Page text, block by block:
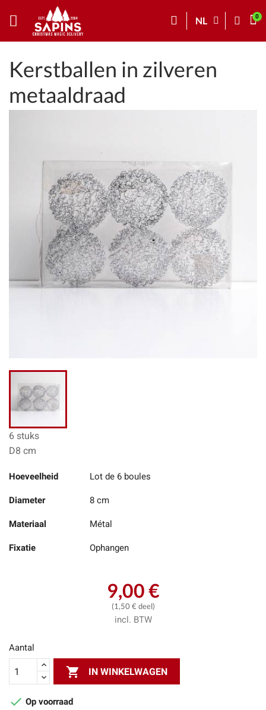
NL
Kerstballen in zilveren
metaaldraad
6 stuks
D8 cm
Hoeveelheid Lot de 6 boules
Diameter 8 cm
Materiaal Métal
Fixatie Ophangen
9,00 €
(1,50 € deel)
incl. BTW
Aantal
 IN WINKELWAGEN
 Op voorraad